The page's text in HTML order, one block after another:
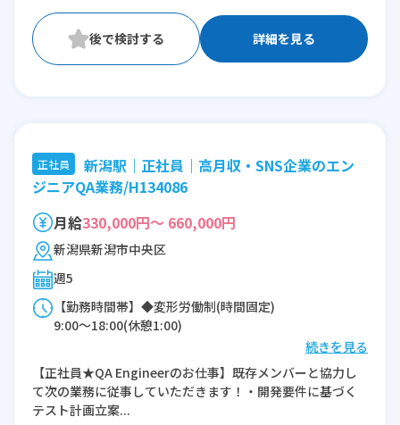
詳細を見る
正社員
新潟駅｜正社員｜高月収・SNS企業のエン
ジニアQA業務/H134086
月給330,000円～ 660,000円
新潟県新潟市中央区
週5
【勤務時間帯】◆変形労働制(時間固定)
9:00〜18:00(休憩1:00)
続きを見る
【正社員★QA Engineerのお仕事】既存メンバーと協力し
て次の業務に従事していただきます！・開発要件に基づく
テスト計画立案...